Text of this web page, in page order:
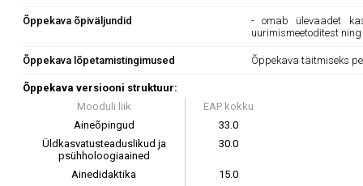
Õppekava õpiväljundid
- omab ülevaadet
uurimismeetoditest
Õppekava lõpetamistingimused Õppekava täitmiseks
Õppekava versiooni struktuur:
Mooduli liik
EAP kokku
Aineõpingud
33.0
Üldkasvatusteaduslikud ja
psühholoogiaained
30.0
Ainedidaktika
15.0